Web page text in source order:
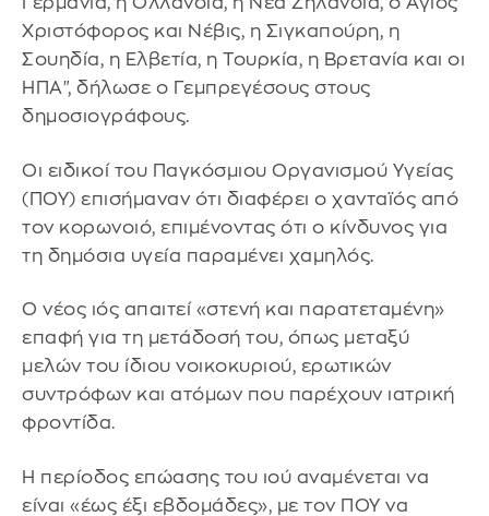
Χριστόφορος και Νέβις, η Σιγκαπούρη, η
Σουηδία, η Ελβετία, η Τουρκία, η Βρετανία και οι
ΗΠΑ", δήλωσε ο Γεμπρεγέσους στους
δημοσιογράφους.
Οι ειδικοί του Παγκόσμιου Οργανισμού Υγείας
(ΠΟΥ) επισήμαναν ότι διαφέρει ο χανταϊός από
τον κορωνοιό, επιμένοντας ότι ο κίνδυνος για
τη δημόσια υγεία παραμένει χαμηλός.
Ο νέος ιός απαιτεί «στενή και παρατεταμένη»
επαφή για τη μετάδοσή του, όπως μεταξύ
μελών του ίδιου νοικοκυριού, ερωτικών
συντρόφων και ατόμων που παρέχουν ιατρική
φροντίδα.
Η περίοδος επώασης του ιού αναμένεται να
είναι «έως έξι εβδομάδες», με τον ΠΟΥ να